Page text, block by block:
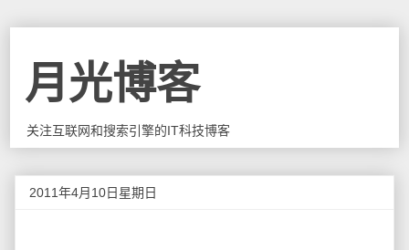
月光博客
关注互联网和搜索引擎的IT科技博客
2011年4月10日星期日